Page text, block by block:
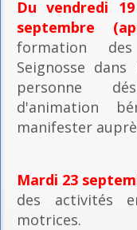
Du vendredi
septembre
formation
Seignosse
personne
d'animation
manifester
Mardi 23
des activités
motrices.